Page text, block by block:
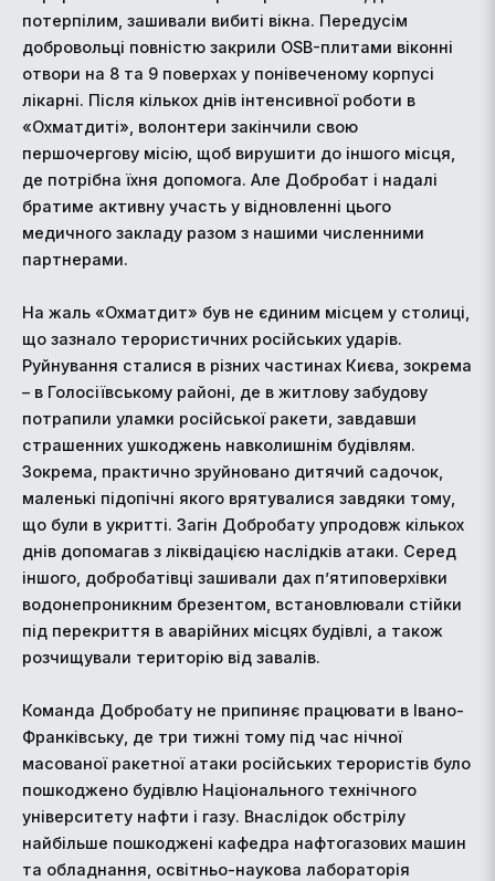
потерпілим, зашивали вибиті вікна. Передусім
добровольці повністю закрили OSB-плитами віконні
отвори на 8 та 9 поверхах у понівеченому корпусі
лікарні. Після кількох днів інтенсивної роботи в
«Охматдиті», волонтери закінчили свою
першочергову місію, щоб вирушити до іншого місця,
де потрібна їхня допомога. Але Добробат і надалі
братиме активну участь у відновленні цього
медичного закладу разом з нашими численними
партнерами.
На жаль «Охматдит» був не єдиним місцем у столиці,
що зазнало терористичних російських ударів.
Руйнування сталися в різних частинах Києва, зокрема
– в Голосіївському районі, де в житлову забудову
потрапили уламки російської ракети, завдавши
страшенних ушкоджень навколишнім будівлям.
Зокрема, практично зруйновано дитячий садочок,
маленькі підопічні якого врятувалися завдяки тому,
що були в укритті. Загін Добробату упродовж кількох
днів допомагав з ліквідацією наслідків атаки. Серед
іншого, добробатівці зашивали дах п’ятиповерхівки
водонепроникним брезентом, встановлювали стійки
під перекриття в аварійних місцях будівлі, а також
розчищували територію від завалів.
Команда Добробату не припиняє працювати в Івано-
Франківську, де три тижні тому під час нічної
масованої ракетної атаки російських терористів було
пошкоджено будівлю Національного технічного
університету нафти і газу. Внаслідок обстрілу
найбільше пошкоджені кафедра нафтогазових машин
та обладнання, освітньо-наукова лабораторія